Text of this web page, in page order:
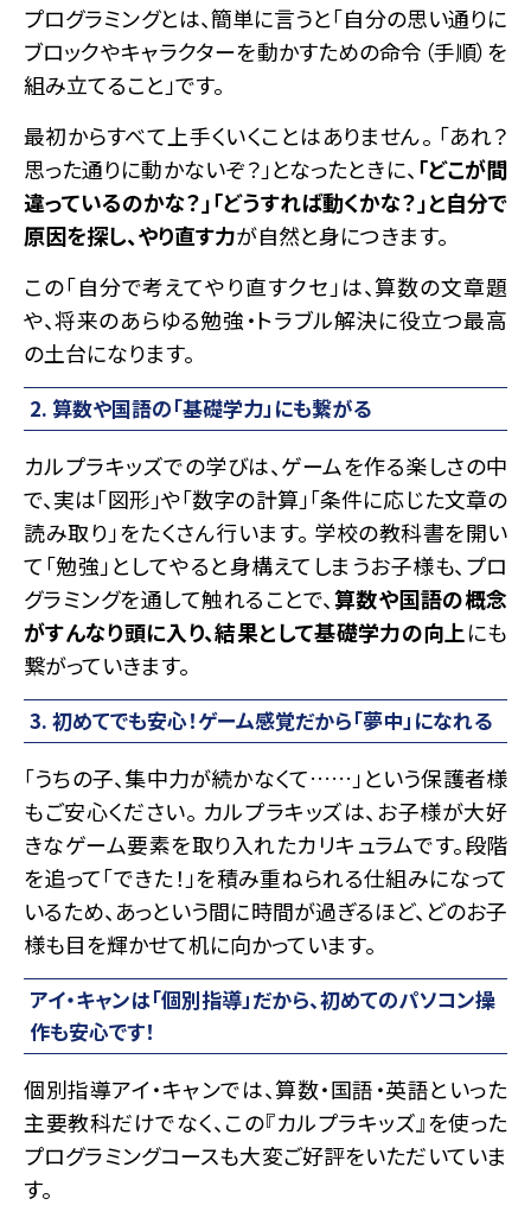
プログラミングとは、簡単に言うと「自分の思い通りに
ブロックやキャラクターを動かすための命令（手順）を
組み立てること」です。
最初からすべて上手くいくことはありません。 「あれ？
思った通りに動かないぞ？」となったときに、 「どこが間
違っているのかな？」「どうすれば動くかな？」と自分で
原因を探し、やり直す力が自然と身につきます。
この「自分で考えてやり直すクセ」は、算数の文章題
や、将来のあらゆる勉強・トラブル解決に役立つ最高
の土台になります。
2. 算数や国語の「基礎学力」にも繋がる
カルプラキッズでの学びは、ゲームを作る楽しさの中
で、実は「図形」や「数字の計算」「条件に応じた文章の
読み取り」をたくさん行います。 学校の教科書を開い
て「勉強」としてやると身構えてしまうお子様も、プロ
グラミングを通して触れることで、算数や国語の概念
がすんなり頭に入り、結果として基礎学力の向上にも
繋がっていきます。
3. 初めてでも安心！ゲーム感覚だから「夢中」になれる
「うちの子、集中力が続かなくて……」という保護者様
もご安心ください。 カルプラキッズは、お子様が大好
きなゲーム要素を取り入れたカリキュラムです。段階
を追って「できた！」を積み重ねられる仕組みになって
いるため、あっという間に時間が過ぎるほど、どのお子
様も目を輝かせて机に向かっています。
アイ・キャンは「個別指導」だから、初めてのパソコン操
作も安心です！
個別指導アイ・キャンでは、算数・国語・英語といった
主要教科だけでなく、この『カルプラキッズ』を使った
プログラミングコースも大変ご好評をいただいていま
す。